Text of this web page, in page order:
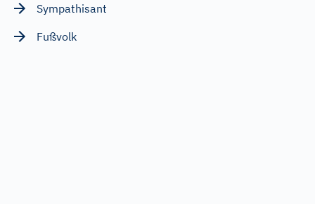
Sympathisant
Fußvolk